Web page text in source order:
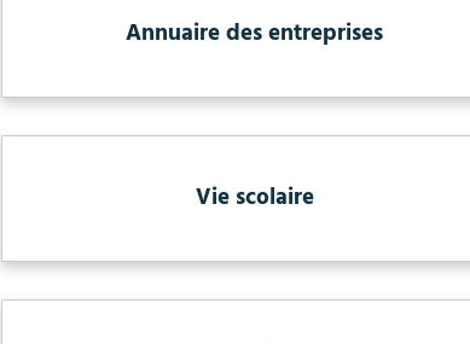
Annuaire des entreprises
Vie scolaire